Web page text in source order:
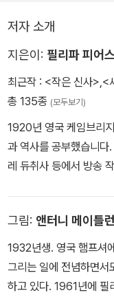
티토'를 상상해내고, 곧
나 치키티토와의 관계는
할아버지의 개, 틸리가
면서 벤은 또다른 치키
첩첩이 싸여있다. 우여
꾸던 것과는 완전히 다
차분히 꼼꼼하게 읽어가
저자 소개
지은이: 필리파 피어스
최근작 : <작은 신사>,<
총 135종 (모두보기)
1920년 영국 케임브리
과 역사를 공부했습니
레 듀취사 등에서 방송
보낸 여름》, 《버블과 스
의 어린이 책을 썼습니다.
그림: 앤터니 메이틀
1932년생. 영국 햄프셔
그리는 일에 전념하면서
하고 있다. 1961년에 필